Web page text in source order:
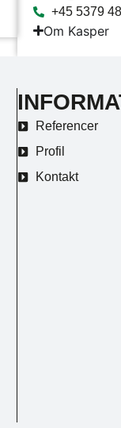
+45 5379
Om Kasper
Referencer
Profil
Kontakt